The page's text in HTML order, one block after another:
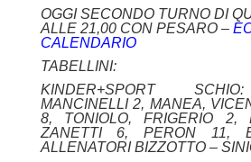
OGGI SECONDO TURNO DI
ALLE 21,00 CON PESARO –
CALENDARIO
TABELLINI:
KINDER+SPORT
MANCINELLI 2, MANEA,
8, TONIOLO, FRIGERIO 2,
ZANETTI 6, PERON 11,
ALLENATORI BIZZOTTO –